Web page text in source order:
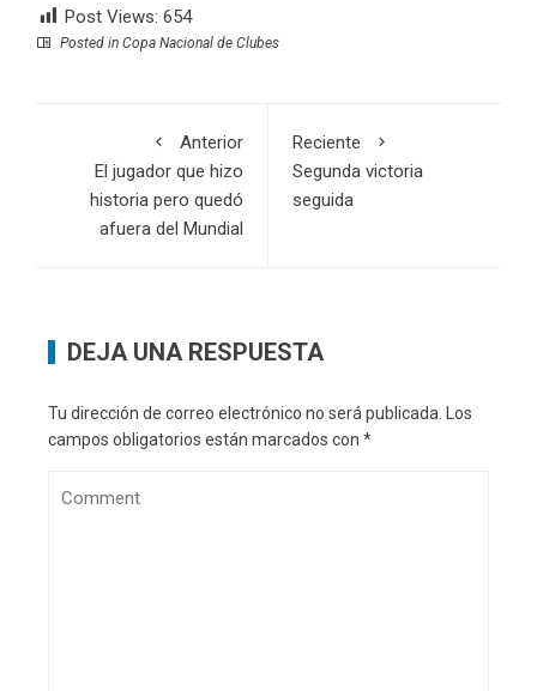
Post Views: 654
Posted in Copa Nacional de Clubes
Anterior
El jugador que hizo
historia pero quedó
afuera del Mundial
Reciente
Segunda victoria
seguida
DEJA UNA RESPUESTA
Tu dirección de correo electrónico no será publicada.
Los
campos obligatorios están marcados con *